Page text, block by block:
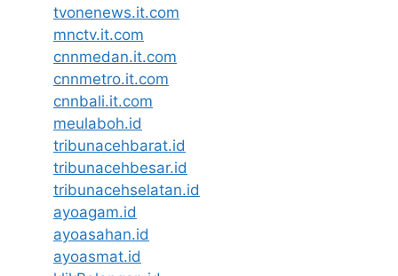
tvonenews.it.com
mnctv.it.com
cnnmedan.it.com
cnnmetro.it.com
cnnbali.it.com
meulaboh.id
tribunacehbarat.id
tribunacehbesar.id
tribunacehselatan.id
ayoagam.id
ayoasahan.id
ayoasmat.id